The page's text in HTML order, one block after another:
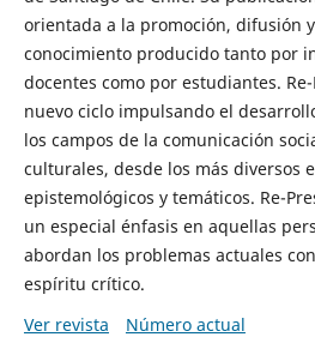
orientada a la promoción, difusión
conocimiento producido tanto por
docentes como por estudiantes.
nuevo ciclo impulsando el
los campos de la comunicación
culturales, desde los más diversos
epistemológicos y temáticos. Re-
un especial énfasis en aquellas
abordan los problemas actuales
espíritu crítico.
Ver revista
Número actual